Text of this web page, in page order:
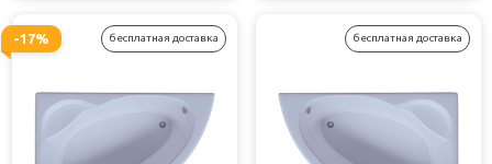
-17% бесплатная доставка бесплатная доставка